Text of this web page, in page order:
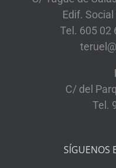
Edif. Social
Tel. 605 02
C/ del
Tel.
SÍGUENOS